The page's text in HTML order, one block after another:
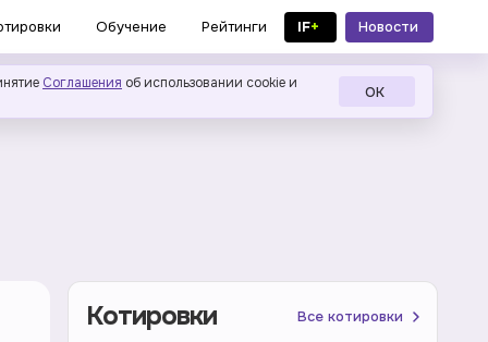
Обучение Рейтинги IF+
Новости
в MAX
Соглашения об использовании cookie и
ОК
Котировки Все котировки